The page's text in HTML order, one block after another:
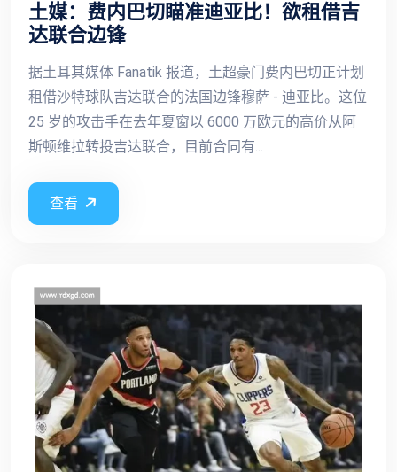
土媒：费内巴切瞄准迪亚比！欲租借吉
达联合边锋
据土耳其媒体 Fanatik 报道，土超豪门费内巴切正计划
租借沙特球队吉达联合的法国边锋穆萨 - 迪亚比。这位
25 岁的攻击手在去年夏窗以 6000 万欧元的高价从阿
斯顿维拉转投吉达联合，目前合同有...
查看